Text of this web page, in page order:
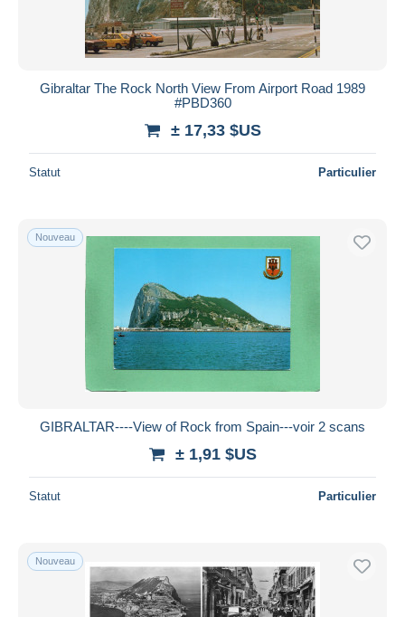
Gibraltar The Rock North View From Airport Road 1989
#PBD360
± 17,33 $US
Statut Particulier
Nouveau
GIBRALTAR----View of Rock from Spain---voir 2 scans
± 1,91 $US
Statut Particulier
Nouveau